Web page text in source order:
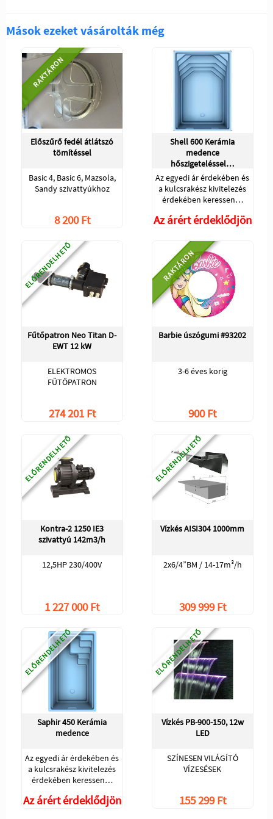
Mások ezeket vásárolták még
RAKTÁRON
Előszűrő fedél átlátszó
tömítéssel
Basic 4, Basic 6, Mazsola,
Sandy szivattyúkhoz
8 200 Ft
Shell 600 Kerámia
medence
hőszigeteléssel…
Az egyedi ár érdekében és
a kulcsrakész kivitelezés
érdekében keressen…
Az árért érdeklődjön
ELŐRENDELHETŐ
Fűtőpatron Neo Titan D-
EWT 12 kW
ELEKTROMOS
FŰTŐPATRON
274 201 Ft
RAKTÁRON
Barbie úszógumi #93202
3-6 éves korig
900 Ft
ELŐRENDELHETŐ
Kontra-2 1250 IE3
szivattyú 142m3/h
12,5HP 230/400V
1 227 000 Ft
ELŐRENDELHETŐ
Vízkés AISI304 1000mm
2x6/4”BM / 14-17m³/h
309 999 Ft
ELŐRENDELHETŐ
Saphir 450 Kerámia
medence
Az egyedi ár érdekében és
a kulcsrakész kivitelezés
érdekében keressen…
Az árért érdeklődjön
ELŐRENDELHETŐ
Vízkés PB-900-150, 12w
LED
SZÍNESEN VILÁGÍTÓ
VÍZESÉSEK
155 299 Ft